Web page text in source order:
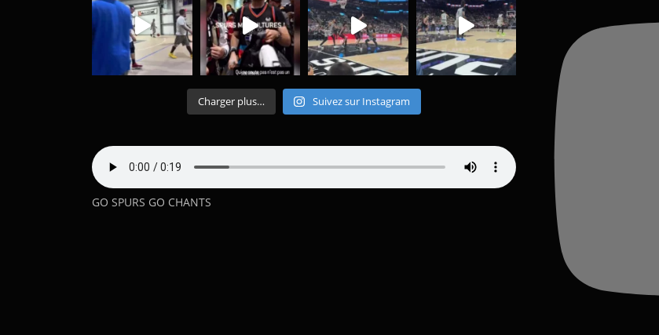
Charger plus… Suivez sur Instagram
GO SPURS GO CHANTS